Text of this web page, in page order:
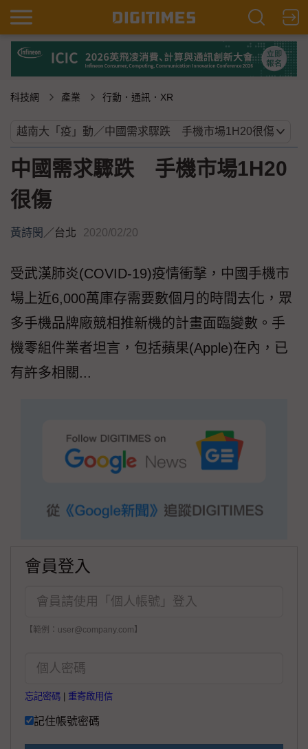
科技網 產業 行動．通訊．XR
中國需求驟跌 手機市場1H20
很傷
黃詩閔 ／台北 2020/02/20
受武漢肺炎(COVID-19)疫情衝擊，中國手機市
場上近6,000萬庫存需要數個月的時間去化，眾
多手機品牌廠競相推新機的計畫面臨變數。手
機零組件業者坦言，包括蘋果(Apple)在內，已
有許多相關...
會員登入
【範例：user@company.com】
忘記密碼 重寄啟用信
記住帳號密碼